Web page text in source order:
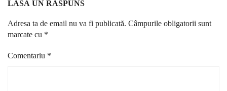
LASĂ UN RĂSPUNS
Adresa ta de email nu va fi publicată. Câmpurile obligatorii sunt
marcate cu *
Comentariu *